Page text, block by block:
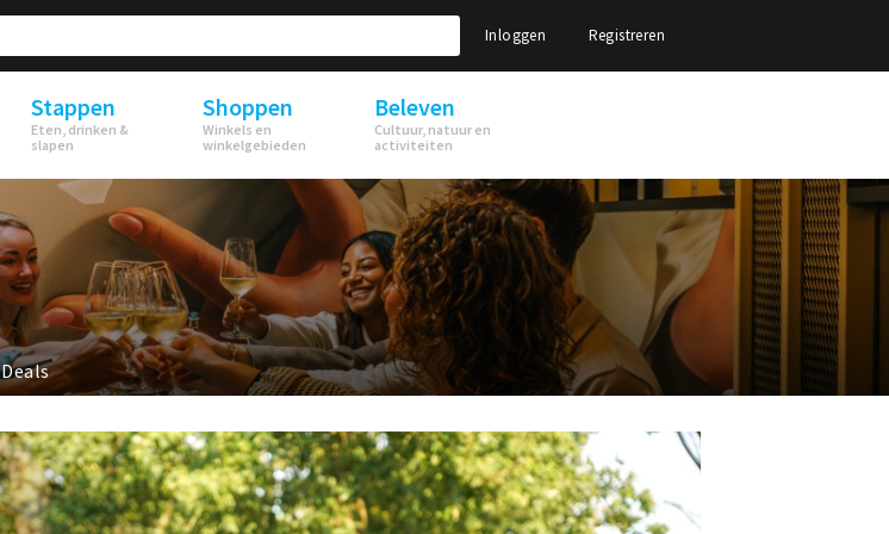
Inloggen Registreren
Stappen
Eten, drinken &
slapen
Shoppen
Winkels en
winkelgebieden
Beleven
Cultuur, natuur en
activiteiten
Deals